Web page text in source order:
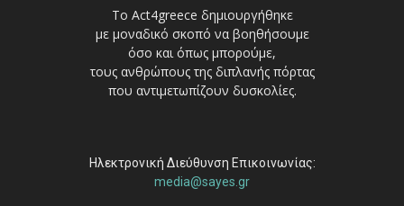
Το Act4greece δημιουργήθηκε
με μοναδικό σκοπό να βοηθήσουμε
όσο και όπως μπορούμε,
τους ανθρώπους της διπλανής πόρτας
που αντιμετωπίζουν δυσκολίες.
Ηλεκτρονική Διεύθυνση Επικοινωνίας:
media@sayes.gr